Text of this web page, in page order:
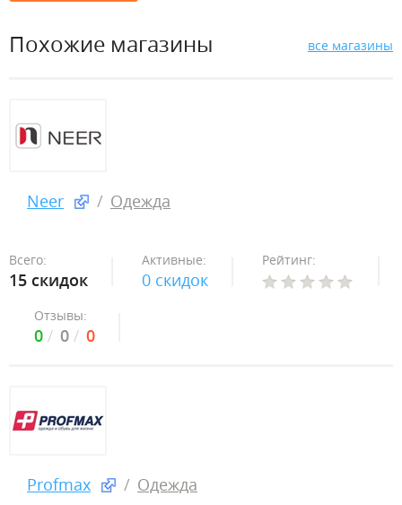
Похожие магазины все магазины
Neer Одежда
Всего:
15 скидок
Активные:
0 скидок
Рейтинг:
Отзывы:
0 0 0
Profmax Одежда